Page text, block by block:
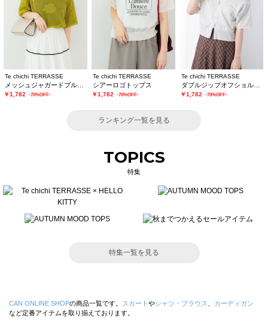
Te chichi TERRASSE
￥1,782 -70%OFF-
Te chichi TERRASSE
シアーロゴトップス
￥1,782 -70%OFF-
Te chichi TERRASSE
ダブルジップオフショルカットトップス
￥1,782 -70%OFF-
ランキング一覧を見る
TOPICS
特集
特集一覧を見る
CAN ONLINE SHOPの商品一覧です。 スカート やシャツ・ブラウス
カーディガン
など定番アイテムを取り揃えております。